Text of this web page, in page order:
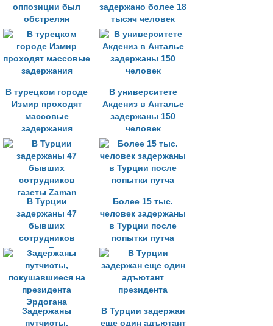
оппозиции был
обстрелян
задержано более 18
тысяч человек
В турецком городе
Измир проходят
массовые
задержания
В университете
Акдениз в Анталье
задержаны 150
человек
В Турции
задержаны 47
бывших
сотрудников
газеты Zaman
Более 15 тыс.
человек задержаны
в Турции после
попытки путча
Задержаны
путчисты,
В Турции задержан
еще один адъютант